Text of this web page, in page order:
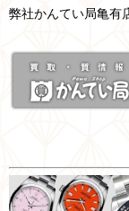
弊社かんてい局亀有